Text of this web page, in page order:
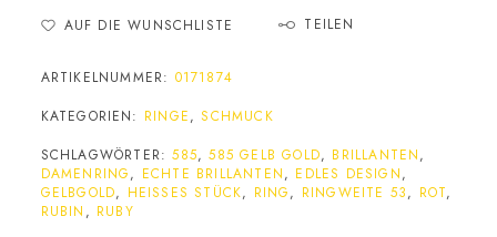
AUF DIE WUNSCHLISTE TEILEN
ARTIKELNUMMER: 0171874
KATEGORIEN: RINGE,SCHMUCK
SCHLAGWÖRTER:585,585 GELB GOLD, BRILLANTEN,
DAMENRING, ECHTE BRILLANTEN, EDLES DESIGN,
GELBGOLD, HEISSES STÜCK , RING, RINGWEITE 53, ROT,
RUBIN , RUBY